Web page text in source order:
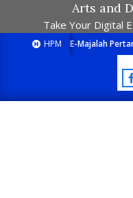
Arts and
Take Your Digital
HPM E-Majalah